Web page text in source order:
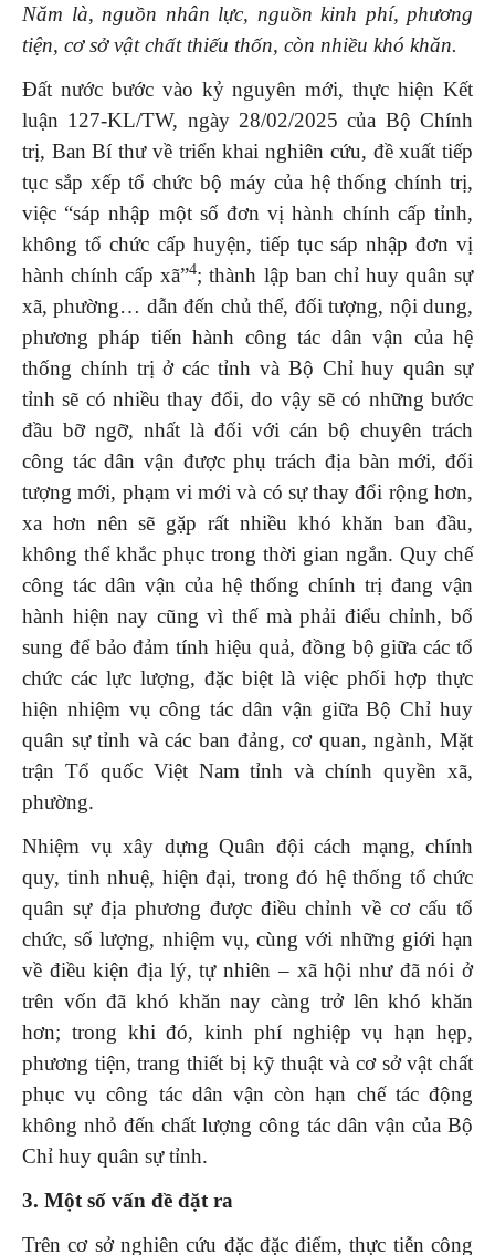
Năm là, nguồn nhân lực, nguồn kinh phí, phương
tiện, cơ sở vật chất thiếu thốn, còn nhiều khó khăn.
Đất nước bước vào kỷ nguyên mới, thực hiện Kết
luận 127-KL/TW, ngày 28/02/2025 của Bộ Chính
trị, Ban Bí thư về triển khai nghiên cứu, đề xuất tiếp
tục sắp xếp tổ chức bộ máy của hệ thống chính trị,
việc “sáp nhập một số đơn vị hành chính cấp tỉnh,
không tổ chức cấp huyện, tiếp tục sáp nhập đơn vị
hành chính cấp xã”4; thành lập ban chỉ huy quân sự
xã, phường… dẫn đến chủ thể, đối tượng, nội dung,
phương pháp tiến hành công tác dân vận của hệ
thống chính trị ở các tỉnh và Bộ Chỉ huy quân sự
tỉnh sẽ có nhiều thay đổi, do vậy sẽ có những bước
đầu bỡ ngỡ, nhất là đối với cán bộ chuyên trách
công tác dân vận được phụ trách địa bàn mới, đối
tượng mới, phạm vi mới và có sự thay đổi rộng hơn,
xa hơn nên sẽ gặp rất nhiều khó khăn ban đầu,
không thể khắc phục trong thời gian ngắn. Quy chế
công tác dân vận của hệ thống chính trị đang vận
hành hiện nay cũng vì thế mà phải điểu chỉnh, bổ
sung để bảo đảm tính hiệu quả, đồng bộ giữa các tổ
chức các lực lượng, đặc biệt là việc phối hợp thực
hiện nhiệm vụ công tác dân vận giữa Bộ Chỉ huy
quân sự tỉnh và các ban đảng, cơ quan, ngành, Mặt
trận Tổ quốc Việt Nam tỉnh và chính quyền xã,
phường.
Nhiệm vụ xây dựng Quân đội cách mạng, chính
quy, tinh nhuệ, hiện đại, trong đó hệ thống tổ chức
quân sự địa phương được điều chỉnh về cơ cấu tổ
chức, số lượng, nhiệm vụ, cùng với những giới hạn
về điều kiện địa lý, tự nhiên – xã hội như đã nói ở
trên vốn đã khó khăn nay càng trở lên khó khăn
hơn; trong khi đó, kinh phí nghiệp vụ hạn hẹp,
phương tiện, trang thiết bị kỹ thuật và cơ sở vật chất
phục vụ công tác dân vận còn hạn chế tác động
không nhỏ đến chất lượng công tác dân vận của Bộ
Chỉ huy quân sự tỉnh.
3. Một số vấn đề đặt ra
Trên cơ sở nghiên cứu đặc đặc điểm, thực tiễn công